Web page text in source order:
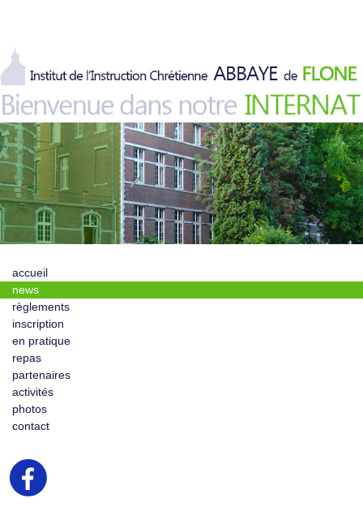
accueil
news
règlements
inscription
en pratique
repas
partenaires
activités
photos
contact